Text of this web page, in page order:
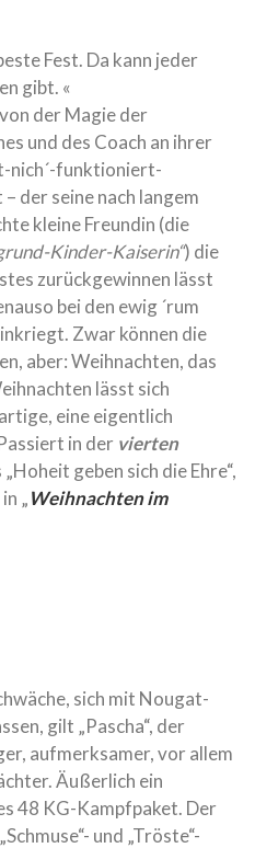
Fest. Da kann jeder
gibt. «
der Magie der
und des Coach an ihrer
nich´-funktioniert-
der seine nach langem
kleine Freundin (die
Kinder-Kaiserin“) die
zurückgewinnen lässt
bei den ewig ´rum
Zwar können die
aber: Weihnachten, das
lässt sich
eine eigentlich
in der vierten
geben sich die Ehre“,
„Weihnachten im
sich mit Nougat-
gilt „Pascha“, der
aufmerksamer, vor allem
Äußerlich ein
48 KG-Kampfpaket. Der
und „Tröste“-